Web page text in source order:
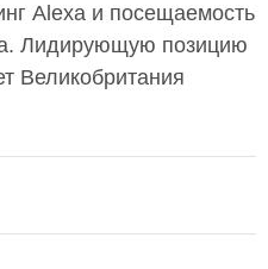
Alexa и посещаемость
Лидирующую позицию
Великобритания